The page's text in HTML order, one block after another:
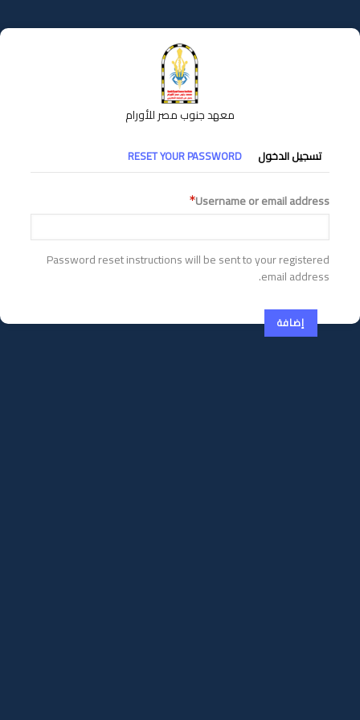
إلى
المحتوى
معهد جنوب مصر للأورام
التبويبات
الأساسية
تسجيل الدخول RESET YOUR PASSWORD
Username or email address
Password reset instructions will be sent to your registered
email address.